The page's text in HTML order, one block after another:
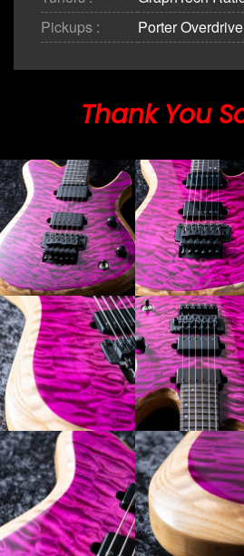
Pickups :
Porter
Thank You